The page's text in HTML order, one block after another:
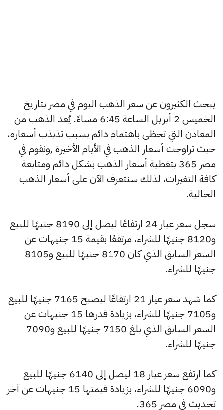
يبحث الكثيرون عن سعر الذهب اليوم في مصر بتاريخ
الخميس 2 أبريل الساعة 6:45 مساءً. يُعد الذهب من
المعادن التي تحظى باهتمام دائم بسبب تذبذب أسعاره،
حيث تراوحت أسعار الذهب في الأيام الأخيرة ,ونقوم في
مصر 365 بتغطية أسعار الذهب بشكل دائم ومتابعة
كافة التغيرات، لذلك سنتعرف الآن على أسعار الذهب
الحالية.
سجل سعر عيار 24 ارتفاعًا ليصل إلى 8190 جنيهًا للبيع
و8120 جنيهًا للشراء، مرتفعًا بقيمة 15 جنيهات عن
السعر السابق الذي كان 8170 جنيهًا للبيع و8105
جنيهًا للشراء.
كما شهد سعر عيار 21 ارتفاعًا ليصبح 7165 جنيهًا للبيع
و7105 جنيهًا للشراء، بزيادة قدرها 15 جنيهات عن
السعر السابق الذي بلغ 7150 جنيهًا للبيع و7090
جنيهًا للشراء.
كما ارتفع سعر عيار 18 ليصل إلى 6140 جنيهًا للبيع
و6090 جنيهًا للشراء، بزيادة قيمتها 15 جنيهات عن آخر
تحديث في مصر 365.